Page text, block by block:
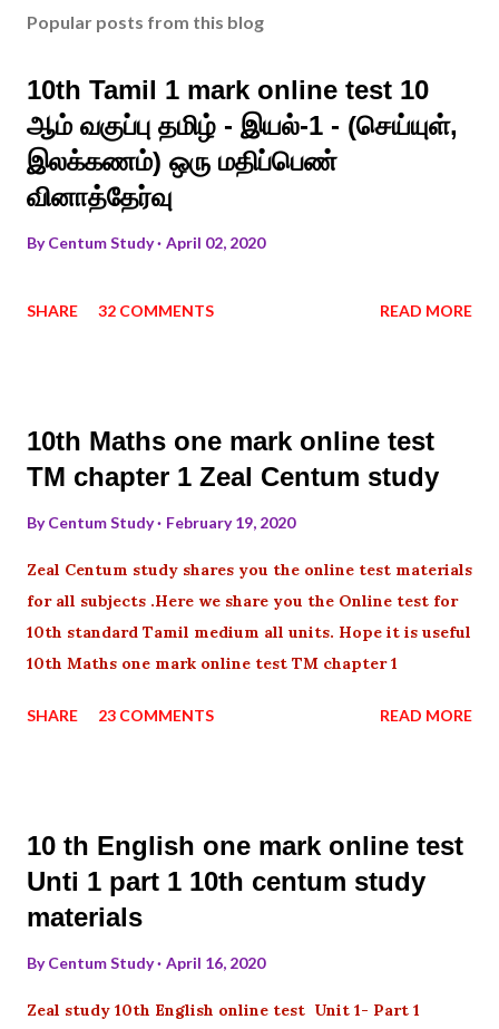
Popular posts from this blog
10th Tamil 1 mark online test 10
ஆம் வகுப்பு தமிழ் - இயல்-1 - (செய்யுள்,
இலக்கணம்) ஒரு மதிப்பெண்
வினாத்தேர்வு
ByCentum Study April 02, 2020
SHARE 32 COMMENTS READ MORE
10th Maths one mark online test
TM chapter 1 Zeal Centum study
ByCentum Study February 19, 2020
Zeal Centum study shares you the online test materials
for all subjects .Here we share you the Online test for
10th standard Tamil medium all units. Hope it is useful
10th Maths one mark online test TM chapter 1
SHARE 23 COMMENTS READ MORE
10 th English one mark online test
Unti 1 part 1 10th centum study
materials
ByCentum Study April 16, 2020
Zeal study 10th English online test Unit 1- Part 1